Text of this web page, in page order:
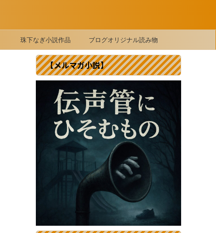
珠下なぎ小説作品 ブログオリジナル読み物
【メルマガ小説】